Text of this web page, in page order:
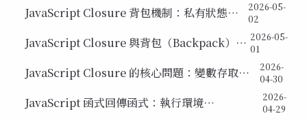
JavaScript Closure 背包機制：私有狀態如
2026-05-
02
JavaScript Closure 與背包（Backpack）的 2026-05-
01
JavaScript Closure 的核心問題：變數存取由
2026-
04-30
JavaScript 函式回傳函式：執行環境
2026-
04-29